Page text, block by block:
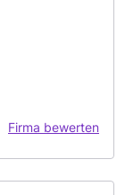
Firma bewerten